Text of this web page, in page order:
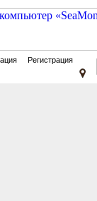
Регистрация